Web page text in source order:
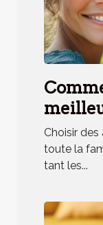
famille
Choisir
toute la
tant les...